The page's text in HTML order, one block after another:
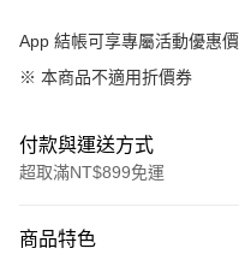
App 結帳可享專屬活動優惠價
※ 本商品不適用折價券
付款與運送方式
超取滿NT$899免運
信用卡一次付款
商品特色